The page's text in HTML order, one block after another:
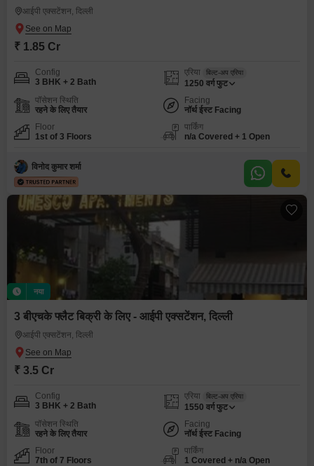
आईपी एक्सटेंशन, दिल्ली
₹ 1.85 Cr
Config
3 BHK + 2 Bath
एरिया बिल्ट-अप एरिया
1250 वर्ग फुट
पॉसेशन स्थिति
रहने के लिए तैयार
Facing
नॉर्थ ईस्ट Facing
Floor
1st of 3 Floors
पार्किंग
n/a Covered + 1 Open
विनोद कुमार शर्मा
नया
3 बीएचके फ्लैट बिक्री के लिए - आईपी एक्सटेंशन, दिल्ली
आईपी एक्सटेंशन, दिल्ली
₹ 3.5 Cr
Config
3 BHK + 2 Bath
एरिया बिल्ट-अप एरिया
1550 वर्ग फुट
पॉसेशन स्थिति
रहने के लिए तैयार
Facing
नॉर्थ ईस्ट Facing
Floor
7th of 7 Floors
पार्किंग
1 Covered + n/a Open